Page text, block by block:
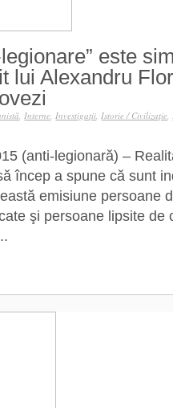
este
lui Alexandru
,Interne,Investigaţii,Istorie / Civilizaţie,
(anti-legionară) –
încep a spune că sunt
emisiune persoane
şi persoane lipsite de